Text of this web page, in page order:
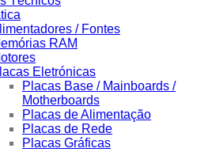
/ Fontes
RAM
Eletrónicas
Placas Base / Mainboards /
Motherboards
Placas de Alimentação
Placas de Rede
Placas Gráficas